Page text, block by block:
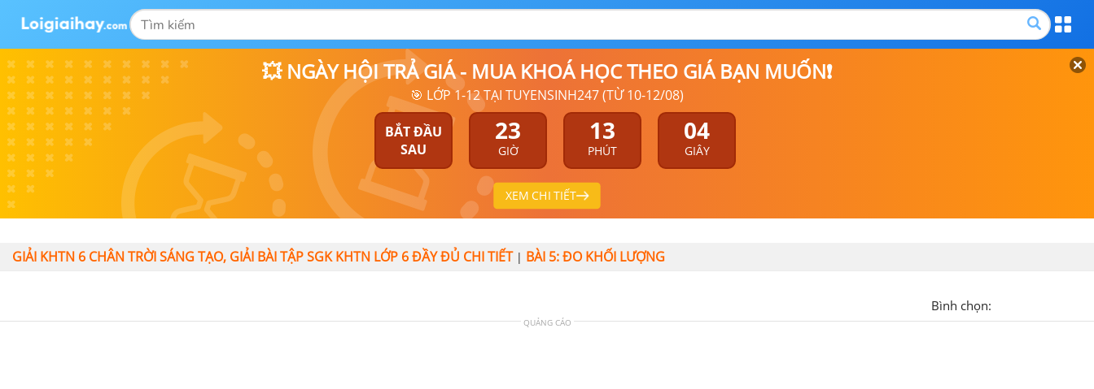
💥 NGÀY HỘI TRẢ GIÁ - MUA KHOÁ HỌC THEO GIÁ BẠN MUỐN❗
🎯 LỚP 1-12 TẠI TUYENSINH247 (TỪ 10-12/08)
BẮT ĐẦU
SAU
23
GIỜ
13
PHÚT
03
GIÂY
XEM CHI TIẾT
GIẢI KHTN 6 CHÂN TRỜI SÁNG TẠO, GIẢI BÀI TẬP SGK KHTN LỚP 6 ĐẦY ĐỦ CHI TIẾT| BÀI 5: ĐO KHỐI LƯỢNG
Bình chọn:
QUẢNG CÁO